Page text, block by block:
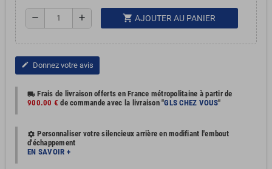
remove add shopping_cart AJOUTER AU PANIER
edit Donnez votre avis
local_shipping Frais de livraison offerts en France métropolitaine à partir de
900.00 € de commande avec la livraison "GLS CHEZ VOUS"
settings Personnaliser votre silencieux arrière en modifiant l'embout
d'échappement
EN SAVOIR +